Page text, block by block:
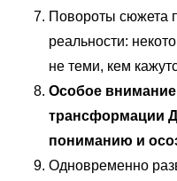
Повороты сюжета
реальности:
не теми, кем
Особое внимание
трансформации
пониманию и
Одновременно